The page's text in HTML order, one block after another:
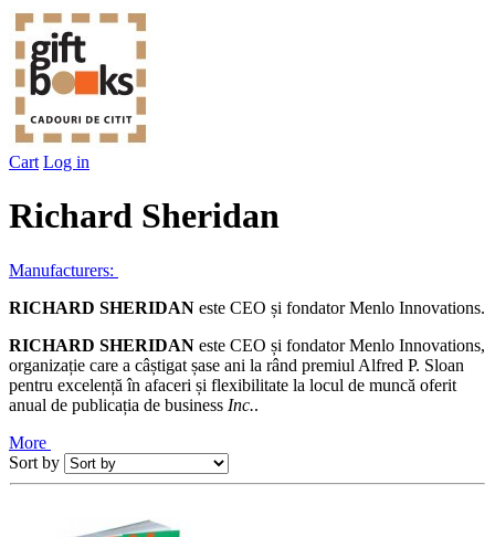
Cart Log in
Richard Sheridan
Manufacturers:
RICHARD SHERIDAN este CEO și fondator Menlo Innovations.
RICHARD SHERIDAN este CEO și fondator Menlo Innovations,
organizație care a câștigat șase ani la rând premiul Alfred P. Sloan
pentru excelență în afaceri și flexibilitate la locul de muncă oferit
anual de publicația de business Inc..
More
Sort by